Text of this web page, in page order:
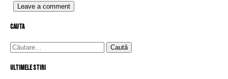
cauta
Caută
după:
Ultimele stiri